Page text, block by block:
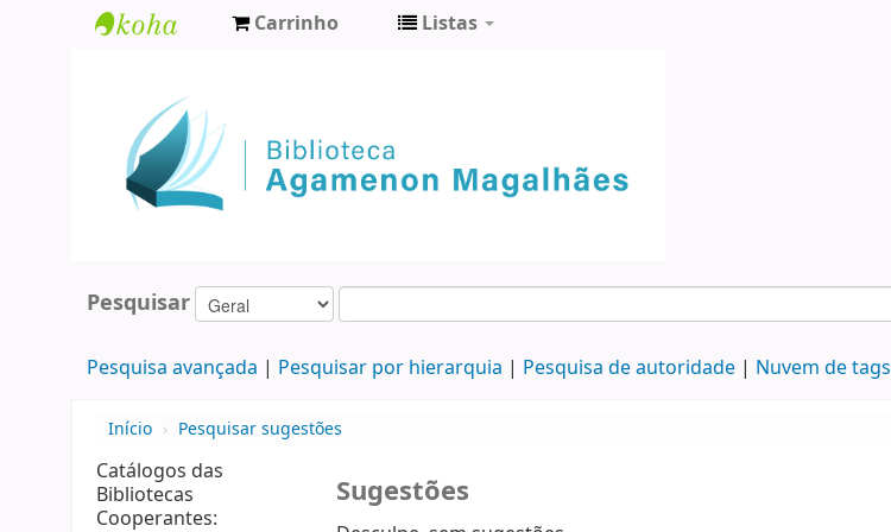
Agamenon
Magalhães
Carrinho Listas
Pesquisar
Pesquisa avançada Pesquisar por hierarquia Pesquisa de autoridade Nuvem de tags
Início › Pesquisar sugestões
Catálogos das
Bibliotecas
Cooperantes:
Sugestões